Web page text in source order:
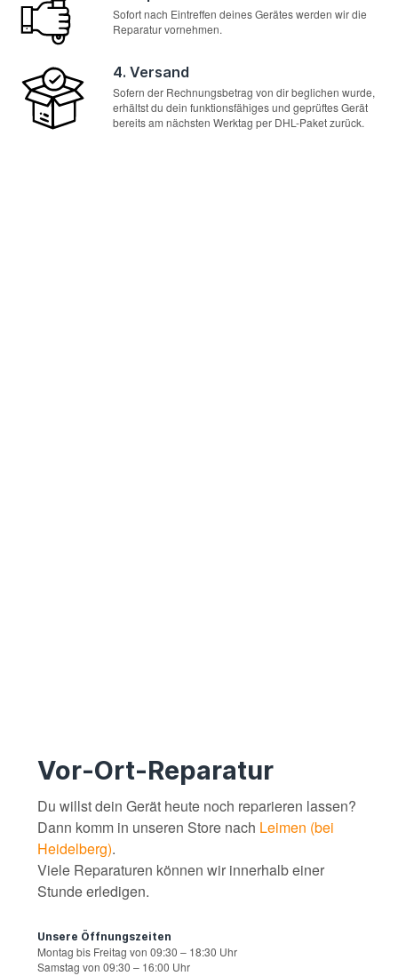
Sofort nach Eintreffen deines Gerätes werden wir die
Reparatur vornehmen.
4. Versand
Sofern der Rechnungsbetrag von dir beglichen wurde,
erhältst du dein funktionsfähiges und geprüftes Gerät
bereits am nächsten Werktag per DHL-Paket zurück.
Vor-Ort-Reparatur
Du willst dein Gerät heute noch reparieren lassen?
Dann komm in unseren Store nach Leimen (bei
Heidelberg).
Viele Reparaturen können wir innerhalb einer
Stunde erledigen.
Unsere Öffnungszeiten
Montag bis Freitag von 09:30 – 18:30 Uhr
Samstag von 09:30 – 16:00 Uhr